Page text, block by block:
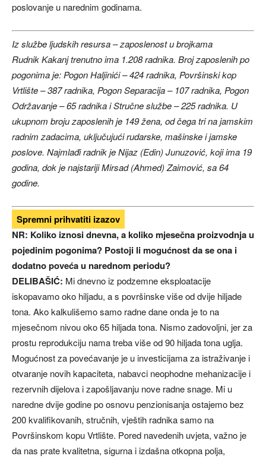
poslovanje u narednim godinama.
Iz službe ljudskih resursa – zaposlenost u brojkama
Rudnik Kakanj trenutno ima 1.208 radnika. Broj zaposlenih po
pogonima je: Pogon Haljinići – 424 radnika, Površinski kop
Vrtlište – 387 radnika, Pogon Separacija – 107 radnika, Pogon
Održavanje – 65 radnika i Stručne službe – 225 radnika. U
ukupnom broju zaposlenih je 149 žena, od čega tri na jamskim
radnim zadacima, uključujući rudarske, mašinske i jamske
poslove. Najmlađi radnik je Nijaz (Edin) Junuzović, koji ima 19
godina, dok je najstariji Mirsad (Ahmed) Zaimović, sa 64
godine.
Spremni prihvatiti izazov
NR: Koliko iznosi dnevna, a koliko mjesečna proizvodnja u
pojedinim pogonima? Postoji li mogućnost da se ona i
dodatno poveća u narednom periodu?
DELIBAŠIĆ: Mi dnevno iz podzemne eksploatacije
iskopavamo oko hiljadu, a s površinske više od dvije hiljade
tona. Ako kalkulišemo samo radne dane onda je to na
mjesečnom nivou oko 65 hiljada tona. Nismo zadovoljni, jer za
prostu reprodukciju nama treba više od 90 hiljada tona uglja.
Mogućnost za povećavanje je u investicijama za istraživanje i
otvaranje novih kapaciteta, nabavci neophodne mehanizacije i
rezervnih dijelova i zapošljavanju nove radne snage. Mi u
naredne dvije godine po osnovu penzionisanja ostajemo bez
200 kvalifikovanih, stručnih, vještih radnika samo na
Površinskom kopu Vrtlište. Pored navedenih uvjeta, važno je
da nas prate kvalitetna, sigurna i izdašna otkopna polja,